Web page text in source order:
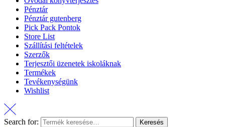
Pénztár
Pénztár gutenberg
Pick Pack Pontok
Store List
Szállítási feltételek
Szerzők
Terjesztői üzenetek iskoláknak
Termékek
Tevékenységünk
Wishlist
Search for: Keresés